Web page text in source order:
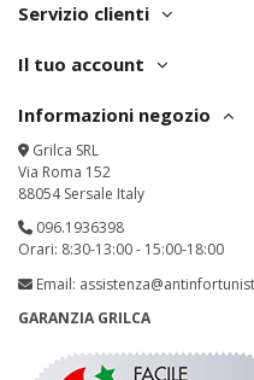
Servizio clienti
Il tuo account
Informazioni negozio
Grilca SRL
Via Roma 152
88054 Sersale Italy
096.1936398
Orari: 8:30-13:00 - 15:00-18:00
Email:
GARANZIA GRILCA